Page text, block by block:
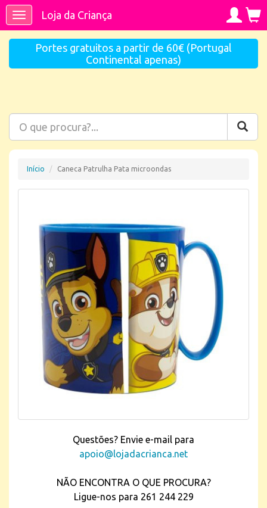
ToggleLoja da Criança
Portes gratuitos a partir de 60€ (Portugal
Continental apenas)
Início Caneca Patrulha Pata microondas
Questões? Envie e-mail para
apoio@lojadacrianca.net
NÃO ENCONTRA O QUE PROCURA?
Ligue-nos para 261 244 229